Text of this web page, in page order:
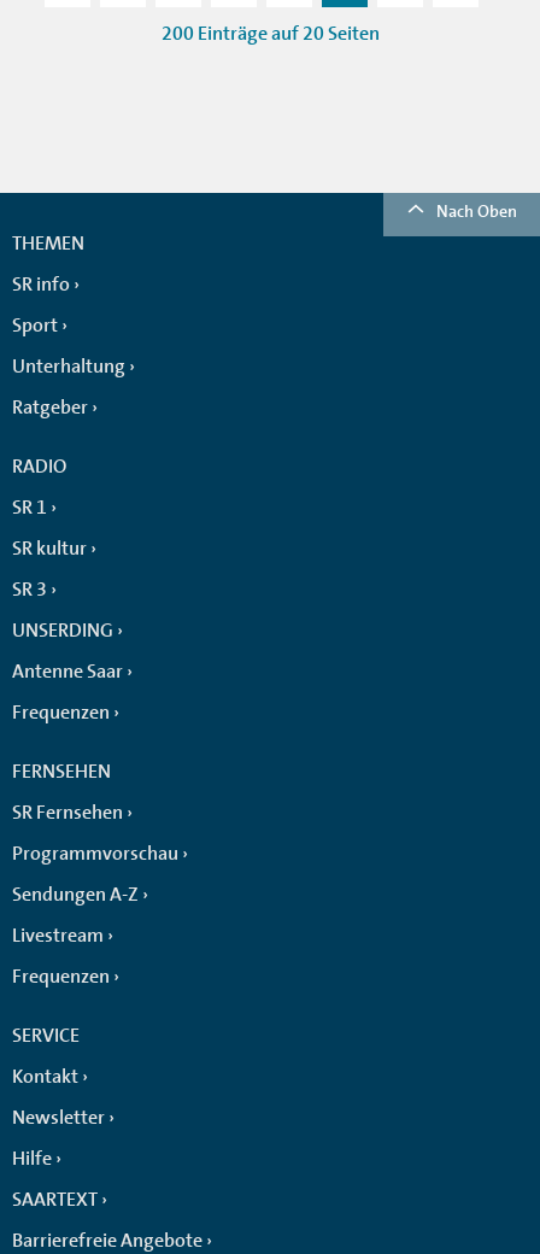
200 Einträge auf 20 Seiten
Nach Oben
THEMEN
SR info
Sport
Unterhaltung
Ratgeber
RADIO
SR 1
SR kultur
SR 3
UNSERDING
Antenne Saar
Frequenzen
FERNSEHEN
SR Fernsehen
Programmvorschau
Sendungen A-Z
Livestream
Frequenzen
SERVICE
Kontakt
Newsletter
Hilfe
SAARTEXT
Barrierefreie Angebote